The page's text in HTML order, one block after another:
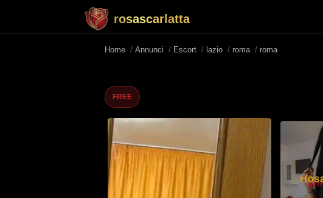
rosascarlatta
Home / Annunci / Escort / lazio / roma / roma
FREE